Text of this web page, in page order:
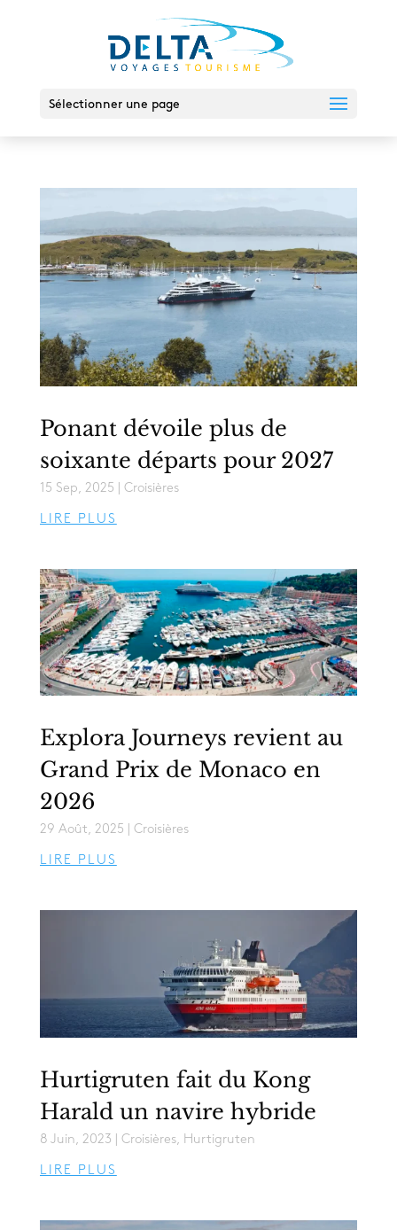
Sélectionner une page
Ponant dévoile plus de
soixante départs pour 2027
15 Sep, 2025 Croisières
LIRE PLUS
Explora Journeys revient au
Grand Prix de Monaco en
2026
29 Août, 2025 Croisières
LIRE PLUS
Hurtigruten fait du Kong
Harald un navire hybride
8 Juin, 2023 Croisières, Hurtigruten
LIRE PLUS